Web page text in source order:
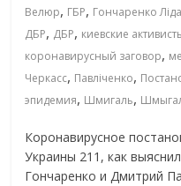
Велюр, ГБР, Гончаренко Ліда
ДБР, ДБР, киевские
коронавирусный заговор,
Черкасс, Павліченко,
эпидемия, Шмигаль,
Коронавирусное
Украины 211, как
Гончаренко и Дмитрий